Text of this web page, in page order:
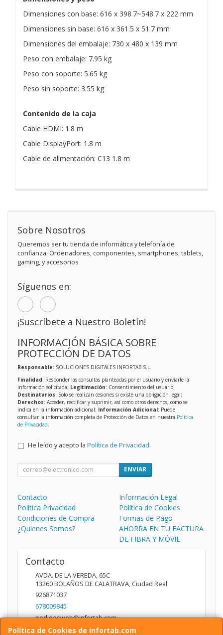
Dimensiones con base: 616 x 398.7~548.7 x 222 mm
Dimensiones sin base: 616 x 361.5 x 51.7 mm
Dimensiones del embalaje: 730 x 480 x 139 mm
Peso con embalaje: 7.95 kg
Peso con soporte: 5.65 kg
Peso sin soporte: 3.55 kg
Contenido de la caja
Cable HDMI: 1.8 m
Cable DisplayPort: 1.8 m
Cable de alimentación: C13 1.8 m
Política de Cookies de infortab.com
Sobre Nosotros
Queremos ser tu tienda de informática y telefonía de
confianza. Ordenadores, componentes, smartphones, tablets,
gaming, y accesorios
Síguenos en:
¡Suscríbete a Nuestro Boletín!
INFORMACIÓN BÁSICA SOBRE
PROTECCIÓN DE DATOS
Responsable: SOLUCIONES DIGITALES INFORTAB S.L.
Finalidad: Responder las consultas planteadas por el usuario y enviarle la
información solicitada; Legitimación: Consentimiento del usuario;
Destinatarios: Solo se realizan cesiones si existe una obligación legal;
Derechos: Acceder, rectificar y suprimir, así como otros derechos, como se
indica en la información adicional; Información Adicional: Puede
consultar la información completa de Protección de Datos en nuestra Política
de Privacidad
He leído y acepto la Política de Privacidad.
ENVIAR
Contacto
Información Legal
Política Privacidad
Política de Cookies
Condiciones de Compra
Formas de Pago
¿Quienes Somos?
AHORRA EN TU FACTURA
DE FIBRA Y MÓVIL
Contacto
AVDA. DE LA VEREDA, 65C
13260BOLAÑOS DE CALATRAVA, Ciudad Real
926871037
678009845
pedidosweb@infortab.com